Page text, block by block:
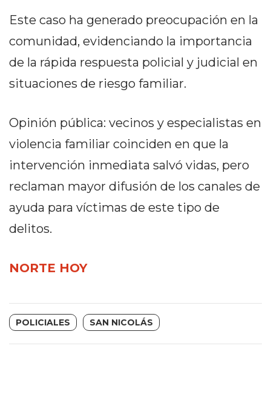
REPORTERO
DIARIO
DEPORTIVO
GRUPO
INFOPBA
PUBLICITÁ
HOY
HORA
CLAVE
ROJAS
NOTICIAS
DE
Este caso ha generado preocupación en la
comunidad, evidenciando la importancia
de la rápida respuesta policial y judicial en
situaciones de riesgo familiar.
Opinión pública: vecinos y especialistas en
violencia familiar coinciden en que la
intervención inmediata salvó vidas, pero
reclaman mayor difusión de los canales de
ayuda para víctimas de este tipo de
delitos.
NORTE HOY
POLICIALES SAN NICOLÁS